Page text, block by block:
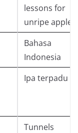
lessons for
unripe apples
Bahasa
Indonesia
Ipa terpadu
Tunnels